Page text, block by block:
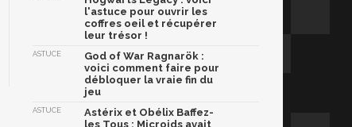
l'astuce pour ouvrir les
coffres oeil et récupérer
leur trésor !
ASTUCE
God of War Ragnarök :
voici comment faire pour
débloquer la vraie fin du
jeu
ASTUCE
Astérix et Obélix Baffez-
les Tous : Microids avait